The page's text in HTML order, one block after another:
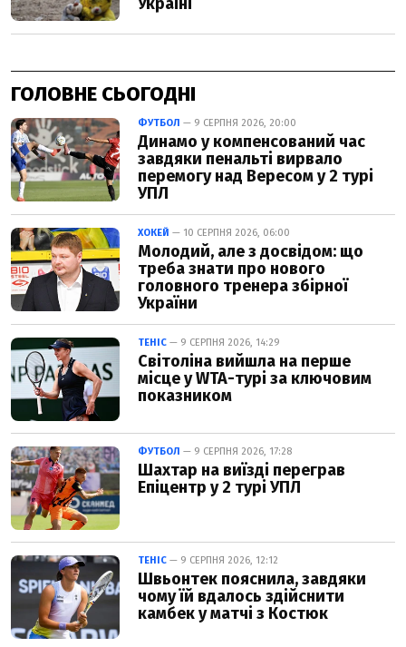
ГОЛОВНЕ СЬОГОДНІ
ФУТБОЛ — 9 СЕРПНЯ 2026, 20:00
Динамо у компенсований час
завдяки пенальті вирвало
перемогу над Вересом у 2 турі
УПЛ
ХОКЕЙ — 10 СЕРПНЯ 2026, 06:00
Молодий, але з досвідом: що
треба знати про нового
головного тренера збірної
України
ТЕНІС — 9 СЕРПНЯ 2026, 14:29
Світоліна вийшла на перше
місце у WTA-турі за ключовим
показником
ФУТБОЛ — 9 СЕРПНЯ 2026, 17:28
Шахтар на виїзді переграв
Епіцентр у 2 турі УПЛ
ТЕНІС — 9 СЕРПНЯ 2026, 12:12
Швьонтек пояснила, завдяки
чому їй вдалось здійснити
камбек у матчі з Костюк